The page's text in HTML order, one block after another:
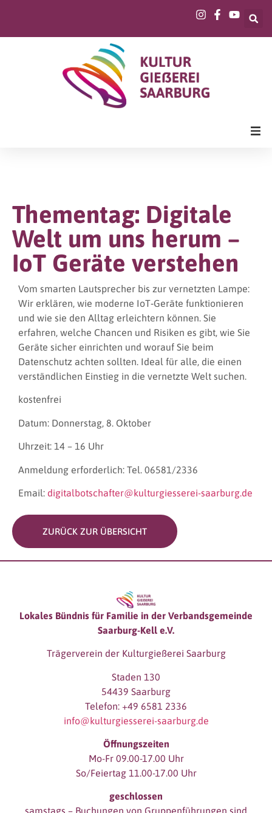
Thementag: Digitale
Welt um uns herum –
IoT Geräte verstehen
Vom smarten Lautsprecher bis zur vernetzten Lampe:
Wir erklären, wie moderne IoT‑Geräte funktionieren
und wie sie den Alltag erleichtern können. Sie
erfahren, welche Chancen und Risiken es gibt, wie Sie
Geräte sicher einrichten und worauf Sie beim
Datenschutz achten sollten. Ideal für alle, die einen
verständlichen Einstieg in die vernetzte Welt suchen.
kostenfrei
Datum: Donnerstag, 8. Oktober
Uhrzeit: 14 – 16 Uhr
Anmeldung erforderlich: Tel. 06581/2336
Email: digitalbotschafter@kulturgiesserei-saarburg.de
ZURÜCK ZUR ÜBERSICHT
Lokales Bündnis für Familie in der Verbandsgemeinde
Saarburg-Kell e.V.
Trägerverein der Kulturgießerei Saarburg
Staden 130
54439 Saarburg
Telefon: +49 6581 2336
info@kulturgiesserei-saarburg.de
Öffnungszeiten
Mo-Fr 09.00-17.00 Uhr
So/Feiertag 11.00-17.00 Uhr
geschlossen
samstags – Buchungen von Gruppenführungen sind